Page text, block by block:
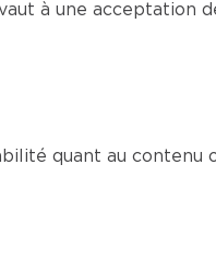
à une acceptation
quant au contenu